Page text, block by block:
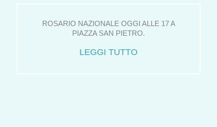
ROSARIO NAZIONALE OGGI ALLE 17 A
PIAZZA SAN PIETRO.
LEGGI TUTTO